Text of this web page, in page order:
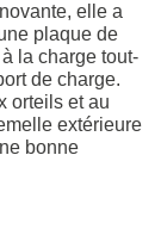
elle a
plaque de
la charge tout-
de charge.
orteils et au
extérieure
bonne